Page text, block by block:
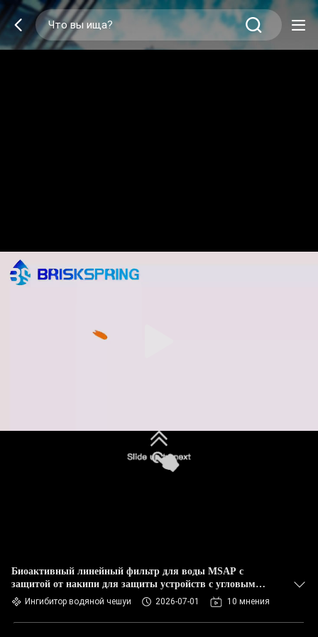
Биоактивный линейный фильтр для воды MSAP с
защитой от накипи для защиты устройств с угловым
клапаном, компактный
Ингибитор водяной чешуи 2026-07-01 10 мнения